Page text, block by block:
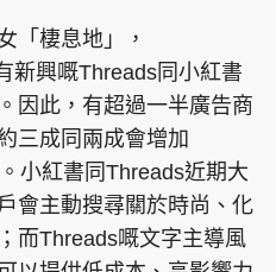
. 不得轉載
reserved.
「棲息地」，
新興嘅Threads同小紅書
因此，有超過一半廣告商
三成同兩成會增加
小紅書同Threads近期大
會主動搜尋關於時尚、化
而Threads嘅文字主導風